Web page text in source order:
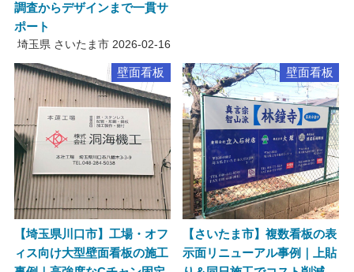
調査からデザインまで一貫サ
ポート
埼玉県 さいたま市 2026-02-16
壁面看板
【埼玉県川口市】工場・オフ
ィス向け大型壁面看板の施工
壁面看板
【さいたま市】複数看板の表
示面リニューアル事例｜上貼